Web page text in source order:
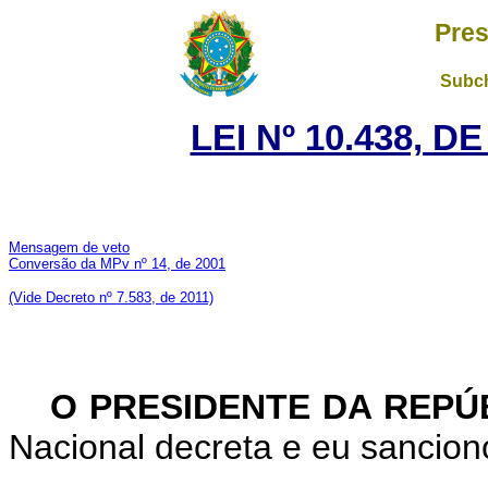
LEI Nº 10.438,
Mensagem de veto
Conversão da MPv nº 14, de 2001
(Vide Decreto nº 7.583, de 2011)
O PRESIDENTE DA
Nacional decreta e eu